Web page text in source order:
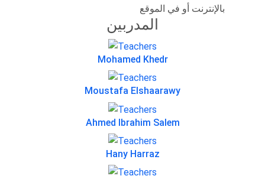
بالإنترنت أو في الموقع
المدربين
Mohamed Khedr
Moustafa Elshaarawy
Ahmed Ibrahim Salem
Hany Harraz